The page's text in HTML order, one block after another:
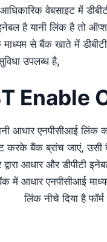
वेबसाइट में
है यानी लिंक है तो
माध्यम से बैंक खाते में
उपलब्ध है,
Enable
आधार एनपीसीआई लिंक
करके बैंक ब्रांच जाएं, उसी
द्वारा आधार और डीपीटी
बैंक में आधार एनपीसीआई
लिंक नीचे दिया है